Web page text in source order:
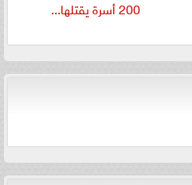
200 أسرة يقتلها...